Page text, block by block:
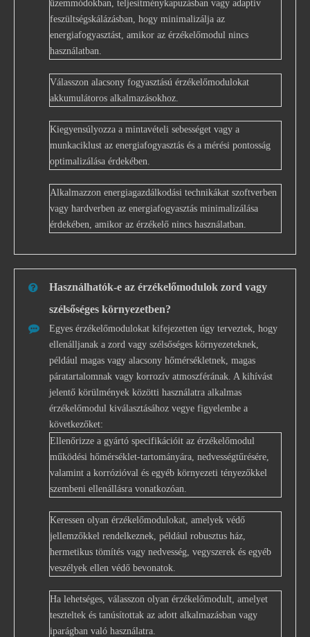
üzemmódokban, teljesítménykapuzásban vagy adaptív
feszültségskálázásban, hogy minimalizálja az
energiafogyasztást, amikor az érzékelőmodul nincs
használatban.
Válasszon alacsony fogyasztású érzékelőmodulokat
akkumulátoros alkalmazásokhoz.
Kiegyensúlyozza a mintavételi sebességet vagy a
munkaciklust az energiafogyasztás és a mérési pontosság
optimalizálása érdekében.
Alkalmazzon energiagazdálkodási technikákat szoftverben
vagy hardverben az energiafogyasztás minimalizálása
érdekében, amikor az érzékelő nincs használatban.
Használhatók-e az érzékelőmodulok zord vagy
szélsőséges környezetben?
Egyes érzékelőmodulokat kifejezetten úgy terveztek, hogy
ellenálljanak a zord vagy szélsőséges környezeteknek,
például magas vagy alacsony hőmérsékletnek, magas
páratartalomnak vagy korrozív atmoszférának. A kihívást
jelentő körülmények közötti használatra alkalmas
érzékelőmodul kiválasztásához vegye figyelembe a
következőket:
Ellenőrizze a gyártó specifikációit az érzékelőmodul
működési hőmérséklet-tartományára, nedvességtűrésére,
valamint a korrózióval és egyéb környezeti tényezőkkel
szembeni ellenállásra vonatkozóan.
Keressen olyan érzékelőmodulokat, amelyek védő
jellemzőkkel rendelkeznek, például robusztus ház,
hermetikus tömítés vagy nedvesség, vegyszerek és egyéb
veszélyek ellen védő bevonatok.
Ha lehetséges, válasszon olyan érzékelőmodult, amelyet
teszteltek és tanúsítottak az adott alkalmazásban vagy
iparágban való használatra.